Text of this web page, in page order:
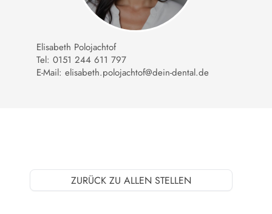
Elisabeth Polojachtof
Tel: 0151 244 611 797
E-Mail: elisabeth.polojachtof@dein-dental.de
ZURÜCK ZU ALLEN STELLEN